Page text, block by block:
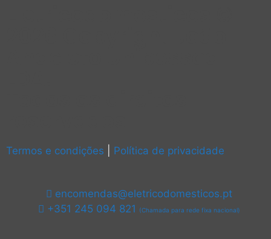
Termos e condições Política de privacidade
encomendas@eletricodomesticos.pt
+351 245 094 821
(Chamada para rede fixa nacional)